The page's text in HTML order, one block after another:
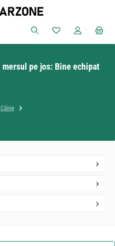
Aveți 0 articole
pe jos: Bine echipat
Câine